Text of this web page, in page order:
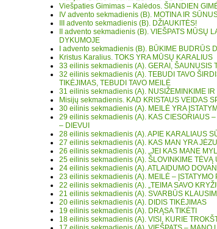
Viešpaties Gimimas – Kalėdos. ŠIANDIEN
IV advento sekmadienis (B). MOTINA IR
III advento sekmadienis (B). DŽIAUKITĖS!
II advento sekmadienis (B). VIEŠPATS MŪSŲ
DYKUMOJE
I advento sekmadienis (B). BŪKIME BUDRŪS
Kristus Karalius. TOKS YRA MŪSŲ KARALIUS
33 eilinis sekmadienis (A). GERAI, ŠAUNUSIS
32 eilinis sekmadienis (A). TEBUDI TAVO
TIKĖJIMAS, TEBUDI TAVO MEILĖ
31 eilinis sekmadienis (A). NUSIŽEMINKIME IR
Misijų sekmadienis. KAD KRISTAUS VEIDAS
30 eilinis sekmadienis (A). MEILĖ YRA
29 eilinis sekmadienis (A). KAS CIESORIAUS
– DIEVUI
28 eilinis sekmadienis (A). APIE KARALIAUS
27 eilinis sekmadienis (A). KAS MAN YRA
26 eilinis sekmadienis (A). „JEI KAS MANE
25 eilinis sekmadienis (A). ŠLOVINKIME TĖVĄ
24 eilinis sekmadienis (A). ATLAIDUMO
23 eilinis sekmadienis (A). MEILĖ – ĮSTATYMO
22 eilinis sekmadienis (A). „TEIMA SAVO
21 eilinis sekmadienis (A). SVARBŪS
20 eilinis sekmadienis (A). DIDIS TIKĖJIMAS
19 eilinis sekmadienis (A). DRĄSA TIKĖTI
18 eilinis sekmadienis (A). VISI, KURIE